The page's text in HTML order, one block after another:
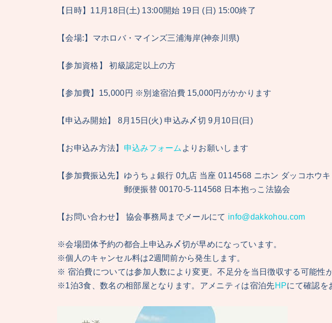
【日時】11月18日(土) 13:00開始 19日 (日) 15:00終了
【会場:】マホロバ・マインズ三浦海岸(神奈川県)
【参加資格】 初級認定以上の方
【参加費】15,000円 ※別途宿泊費 15,000円がかかります
【申込み開始】 8月15日(火) 申込み〆切 9月10日(日)
【お申込み方法】 申込みフォーム よりお願いします
【参加費振込先】ゆうちょ銀行 0九店 当座 0114568 ニホン ダッコホウキ
郵便振替 00170-5-114568 日本抱っこ法協会
【お問い合わせ】 協会事務局までメールにて info@dakkohou.com
※会場団体予約の都合上申込み〆切が早めになっています。
※個人のキャンセル料は2週間前から発生します。
※ 宿泊費については参加人数により変更。不足分を当日徴収する可能性
※1泊3食、数名の相部屋となります。アメニティは宿泊先HPにて確認を